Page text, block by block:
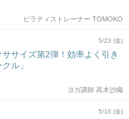
ピラティストレーナー TOMOKO
5/23 (金)
ササイズ第2弾！効率よく引き
ル」
ヨガ講師 高木沙織
5/16 (金)